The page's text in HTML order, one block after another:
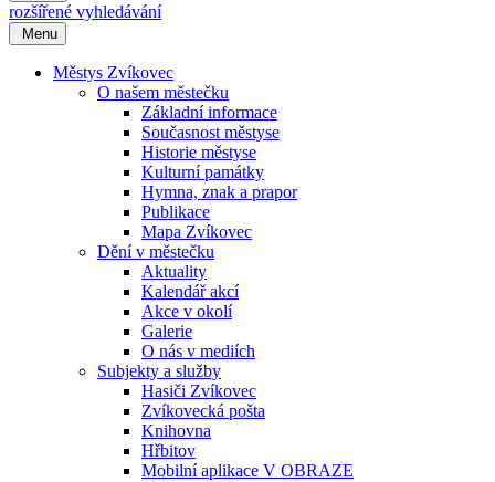
rozšířené vyhledávání
Menu
Městys Zvíkovec
O našem městečku
Základní informace
Současnost městyse
Historie městyse
Kulturní památky
Hymna, znak a prapor
Publikace
Mapa Zvíkovec
Dění v městečku
Aktuality
Kalendář akcí
Akce v okolí
Galerie
O nás v mediích
Subjekty a služby
Hasiči Zvíkovec
Zvíkovecká pošta
Knihovna
Hřbitov
Mobilní aplikace V OBRAZE